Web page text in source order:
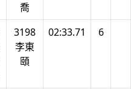
喬
3198
李東
頤
02:33.71 6